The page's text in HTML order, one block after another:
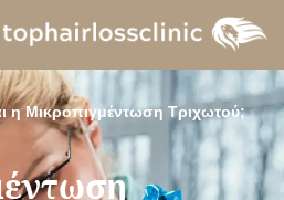
η Μικροπιγμέντωση Τριχωτού;